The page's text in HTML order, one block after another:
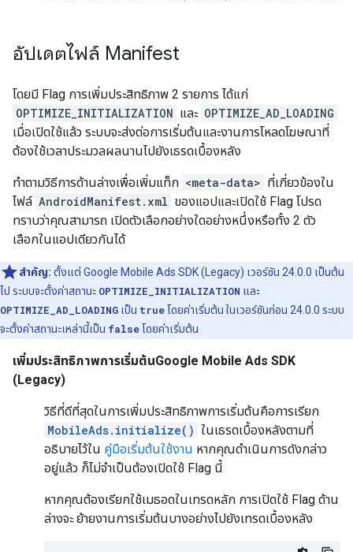
อัปเดตไฟล์ Manifest
โดยมี Flag การเพิ่มประสิทธิภาพ 2 รายการ ได้แก่
OPTIMIZE_INITIALIZATION และ OPTIMIZE_AD_LOADING
เมื่อเปิดใช้แล้ว ระบบจะส่งต่อการเริ่มต้นและงานการโหลดโฆษณาที่
ต้องใช้เวลาประมวลผลนานไปยังเธรดเบื้องหลัง
ทำตามวิธีการด้านล่างเพื่อเพิ่มแท็ก <meta-data> ที่เกี่ยวข้องใน
ไฟล์ AndroidManifest.xml ของแอปและเปิดใช้ Flag โปรด
ทราบว่าคุณสามารถ เปิดตัวเลือกอย่างใดอย่างหนึ่งหรือทั้ง 2 ตัว
เลือกในแอปเดียวกันได้
สำคัญ: ตั้งแต่ Google Mobile Ads SDK (Legacy) เวอร์ชัน 24.0.0 เป็นต้น
ไป ระบบจะตั้งค่าสถานะ OPTIMIZE_INITIALIZATION และ
OPTIMIZE_AD_LOADING เป็น true โดยค่าเริ่มต้น ในเวอร์ชันก่อน 24.0.0 ระบบ
จะตั้งค่าสถานะเหล่านี้เป็น false โดยค่าเริ่มต้น
เพิ่มประสิทธิภาพการเริ่มต้นGoogle Mobile Ads SDK
(Legacy)
วิธีที่ดีที่สุดในการเพิ่มประสิทธิภาพการเริ่มต้นคือการเรียก
MobileAds.initialize() ในเธรดเบื้องหลังตามที่
อธิบายไว้ใน คู่มือเริ่มต้นใช้งาน หากคุณดำเนินการดังกล่าว
อยู่แล้ว ก็ไม่จำเป็นต้องเปิดใช้ Flag นี้
หากคุณต้องเรียกใช้เมธอดในเทรดหลัก การเปิดใช้ Flag ด้าน
ล่างจะ ย้ายงานการเริ่มต้นบางอย่างไปยังเทรดเบื้องหลัง